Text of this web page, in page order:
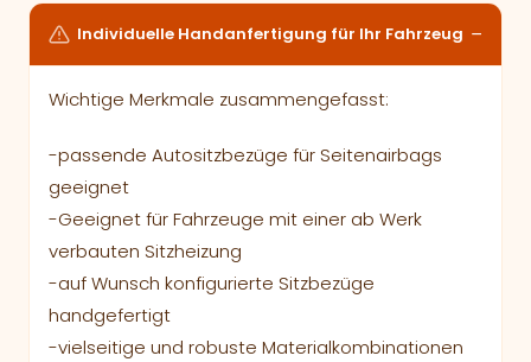
Individuelle Handanfertigung für Ihr Fahrzeug
Wichtige Merkmale zusammengefasst:
-passende Autositzbezüge für Seitenairbags
geeignet
-Geeignet für Fahrzeuge mit einer ab Werk
verbauten Sitzheizung
-auf Wunsch konfigurierte Sitzbezüge
handgefertigt
-vielseitige und robuste Materialkombinationen